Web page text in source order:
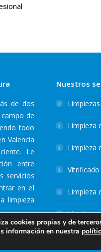
de dos
de
todo
Valencia
Le
entre
servicios
en el
limpieza
Nuestros
Limpieza
Limpieza
Vitrificado
Limpieza
Limpieza
cookies propias y de
información en nuestra